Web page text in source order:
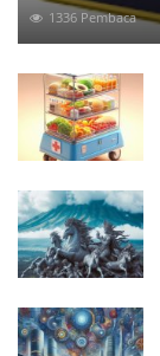
1336 Pembaca